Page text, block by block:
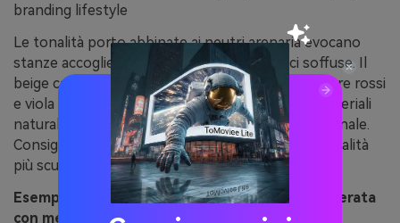
branding lifestyle
Le tonalità porto abbinate ai neutri arenaria evocano
stanze accoglienti, ceramiche in argilla e luci soffuse. Il
beige caldo è la tela ideale per la fotografia, mentre rossi
e viola più scuri ancorano loghi e titoli. Abbina materiali
naturali come noce, pelle e lino per effetto artigianale.
Consiglio: usa l’arenaria per i grandi sfondi e la tonalità
più scura per struttura e cornici.
Esempio immagine di vino porto e arenaria generata
con media.io